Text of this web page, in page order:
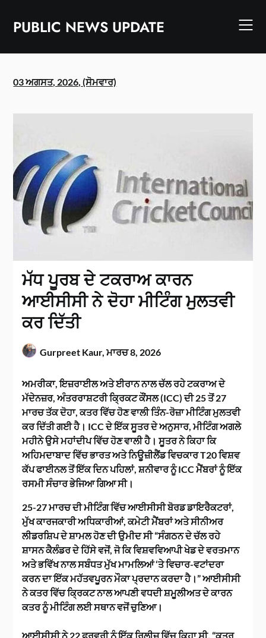
contentPUBLIC NEWS UPDATE
03 ਅਗਸਤ, 2026, (ਸੋਮਵਾਰ)
ਮੱਧ ਪੂਰਬ ਦੇ ਟਕਰਾਅ ਕਾਰਨ
ਆਈਸੀਸੀ ਨੇ ਦੋਹਾ ਮੀਟਿੰਗ ਮੁਲਤਵੀ
ਕਰ ਦਿੱਤੀ
Gurpreet Kaur,ਮਾਰਚ 8, 2026
ਅਮਰੀਕਾ, ਇਜ਼ਰਾਈਲ ਅਤੇ ਈਰਾਨ ਨਾਲ ਚੱਲ ਰਹੇ ਟਕਰਾਅ ਦੇ
ਮੱਦੇਨਜ਼ਰ, ਅੰਤਰਰਾਸ਼ਟਰੀ ਕ੍ਰਿਕਟ ਕੌਂਸਲ (ICC) ਦੀ 25 ਤੋਂ 27
ਮਾਰਚ ਤੱਕ ਦੋਹਾ, ਕਤਰ ਵਿੱਚ ਹੋਣ ਵਾਲੀ ਤਿੰਨ-ਰੋਜ਼ਾ ਮੀਟਿੰਗ ਮੁਲਤਵੀ
ਕਰ ਦਿੱਤੀ ਗਈ ਹੈ। ICC ਦੇ ਇੱਕ ਸੂਤਰ ਦੇ ਅਨੁਸਾਰ, ਮੀਟਿੰਗ ਅਗਲੇ
ਮਹੀਨੇ ਉਸੇ ਮਹਾਂਦੀਪ ਵਿੱਚ ਹੋਣ ਵਾਲੀ ਹੈ। ਸੂਤਰ ਨੇ ਕਿਹਾ ਕਿ
ਅਹਿਮਦਾਬਾਦ ਵਿੱਚ ਭਾਰਤ ਅਤੇ ਨਿਊਜ਼ੀਲੈਂਡ ਵਿਚਕਾਰ T20 ਵਿਸ਼ਵ
ਕੱਪ ਫਾਈਨਲ ਤੋਂ ਇੱਕ ਦਿਨ ਪਹਿਲਾਂ, ਸ਼ਨੀਵਾਰ ਨੂੰ ICC ਮੈਂਬਰਾਂ ਨੂੰ ਇੱਕ
ਰਸਮੀ ਸੰਚਾਰ ਭੇਜਿਆ ਗਿਆ ਸੀ।
25-27 ਮਾਰਚ ਦੀ ਮੀਟਿੰਗ ਵਿੱਚ ਆਈਸੀਸੀ ਬੋਰਡ ਡਾਇਰੈਕਟਰਾਂ,
ਮੁੱਖ ਕਾਰਜਕਾਰੀ ਅਧਿਕਾਰੀਆਂ, ਕਮੇਟੀ ਮੈਂਬਰਾਂ ਅਤੇ ਸੀਨੀਅਰ
ਲੀਡਰਸ਼ਿਪ ਦੇ ਸ਼ਾਮਲ ਹੋਣ ਦੀ ਉਮੀਦ ਸੀ “ਸੰਗਠਨ ਦੇ ਚੱਲ ਰਹੇ
ਸ਼ਾਸਨ ਕੈਲੰਡਰ ਦੇ ਹਿੱਸੇ ਵਜੋਂ, ਜੋ ਕਿ ਵਿਸ਼ਵਵਿਆਪੀ ਖੇਡ ਦੇ ਵਰਤਮਾਨ
ਅਤੇ ਭਵਿੱਖ ਨਾਲ ਸਬੰਧਤ ਮੁੱਖ ਮਾਮਲਿਆਂ ‘ਤੇ ਵਿਚਾਰ-ਵਟਾਂਦਰਾ
ਕਰਨ ਦਾ ਇੱਕ ਮਹੱਤਵਪੂਰਨ ਮੌਕਾ ਪ੍ਰਦਾਨ ਕਰਦਾ ਹੈ।” ਆਈਸੀਸੀ
ਨੇ ਕਤਰ ਵਿੱਚ ਕ੍ਰਿਕਟ ਨਾਲ ਆਪਣੀ ਵਧਦੀ ਸ਼ਮੂਲੀਅਤ ਦੇ ਕਾਰਨ
ਕਤਰ ਨੂੰ ਮੀਟਿੰਗ ਲਈ ਸਥਾਨ ਵਜੋਂ ਚੁਣਿਆ।
ਆਈਸੀਸੀ ਨੇ 22 ਫਰਵਰੀ ਨੂੰ ਇੱਕ ਰਿਲੀਜ਼ ਵਿੱਚ ਕਿਹਾ ਸੀ, “ਕਤਰ